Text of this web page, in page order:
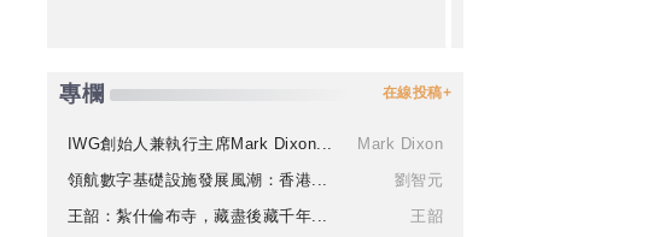
專欄 在線投稿+
IWG創始人兼執行主席Mark Dixon...
Mark Dixon
領航數字基礎設施發展風潮：香港...
劉智元
王韶：紮什倫布寺，藏盡後藏千年...
王韶